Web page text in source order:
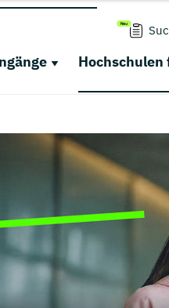
Hochschulen